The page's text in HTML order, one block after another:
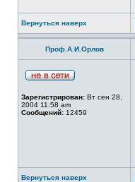
Вернуться наверх
Проф.А.И.Орлов
Зарегистрирован: Вт сен 28,
2004 11:58 am
Сообщений: 12459
Вернуться наверх